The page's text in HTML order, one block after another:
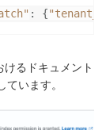
: {
るドキュメント
います。